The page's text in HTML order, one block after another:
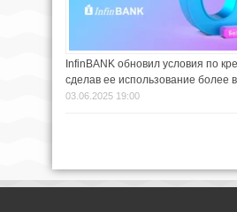
InfinBANK обновил условия по
сделав ее использование более
03.06.2025 19:00